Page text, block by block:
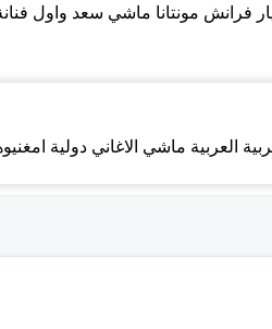
فرانش مونتانا ماشي سعد واول فنانة
العربية ماشي الاغاني دولية